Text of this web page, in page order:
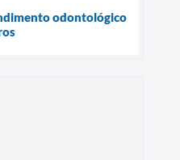
odontológico